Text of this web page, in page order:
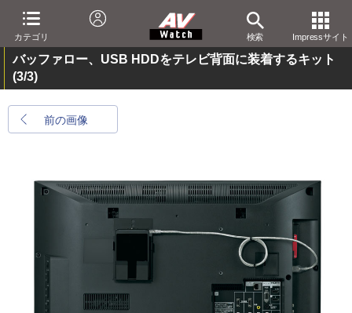
カテゴリ 検索 Impressサイト
バッファロー、USB HDDをテレビ背面に装着するキット
(3/3)
前の画像